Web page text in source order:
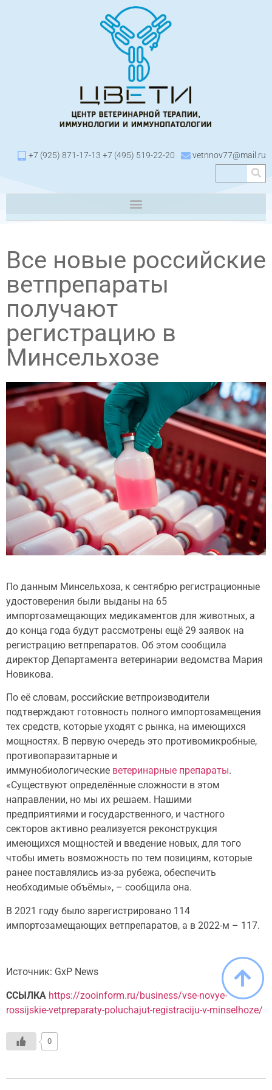
+7 (925) 871-17-13 +7 (495) 519-22-20 vetnnov77@mail.ru
Все новые российские
ветпрепараты
получают
регистрацию в
Минсельхозе
По данным Минсельхоза, к сентябрю регистрационные
удостоверения были выданы на 65
импортозамещающих медикаментов для животных, а
до конца года будут рассмотрены ещё 29 заявок на
регистрацию ветпрепаратов. Об этом сообщила
директор Департамента ветеринарии ведомства Мария
Новикова.
По её словам, российские ветпроизводители
подтверждают готовность полного импортозамещения
тех средств, которые уходят с рынка, на имеющихся
мощностях. В первую очередь это противомикробные,
противопаразитарные и
иммунобиологические ветеринарные препараты.
«Существуют определённые сложности в этом
направлении, но мы их решаем. Нашими
предприятиями и государственного, и частного
секторов активно реализуется реконструкция
имеющихся мощностей и введение новых, для того
чтобы иметь возможность по тем позициям, которые
ранее поставлялись из-за рубежа, обеспечить
необходимые объёмы», – сообщила она.
В 2021 году было зарегистрировано 114
импортозамещающих ветпрепаратов, а в 2022-м – 117.
Источник: GxP News
ССЫЛКА https://zooinform.ru/business/vse-novye-
rossijskie-vetpreparaty-poluchajut-registraciju-v-minselhoze/
0